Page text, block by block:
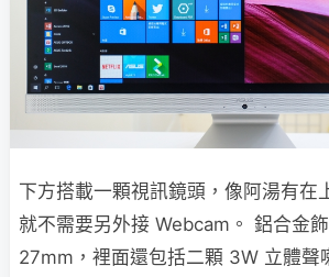
下方搭載一顆視訊鏡頭，像阿湯有在
就不需要另外接 Webcam。 鋁合金
27mm，裡面還包括二顆 3W 立體聲